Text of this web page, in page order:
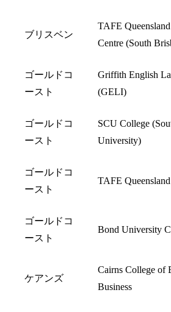
ブリスベン
TAFE
Centre (South
ゴールドコ
ースト
Griffith English
(GELI)
ゴールドコ
ースト
SCU College
University)
ゴールドコ
ースト
TAFE
ゴールドコ
ースト
Bond University
ケアンズ
Cairns College of
Business